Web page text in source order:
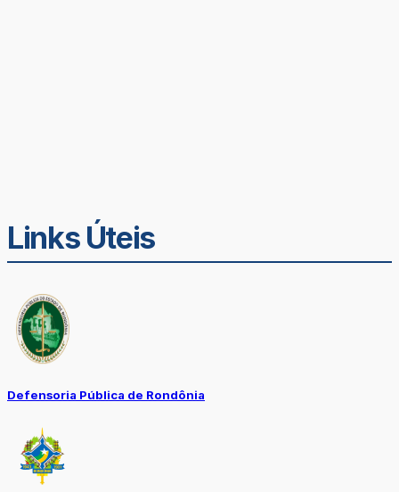
Links Úteis
Defensoria Pública de Rondônia